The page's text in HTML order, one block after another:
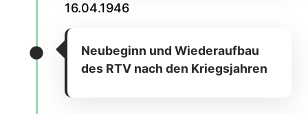
16.04.1946
Neubeginn und Wiederaufbau
des RTV nach den Kriegsjahren